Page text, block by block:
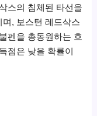
스의 침체된 타선을
, 보스턴 레드삭스
펜을 총동원하는 흐
점은 낮을 확률이